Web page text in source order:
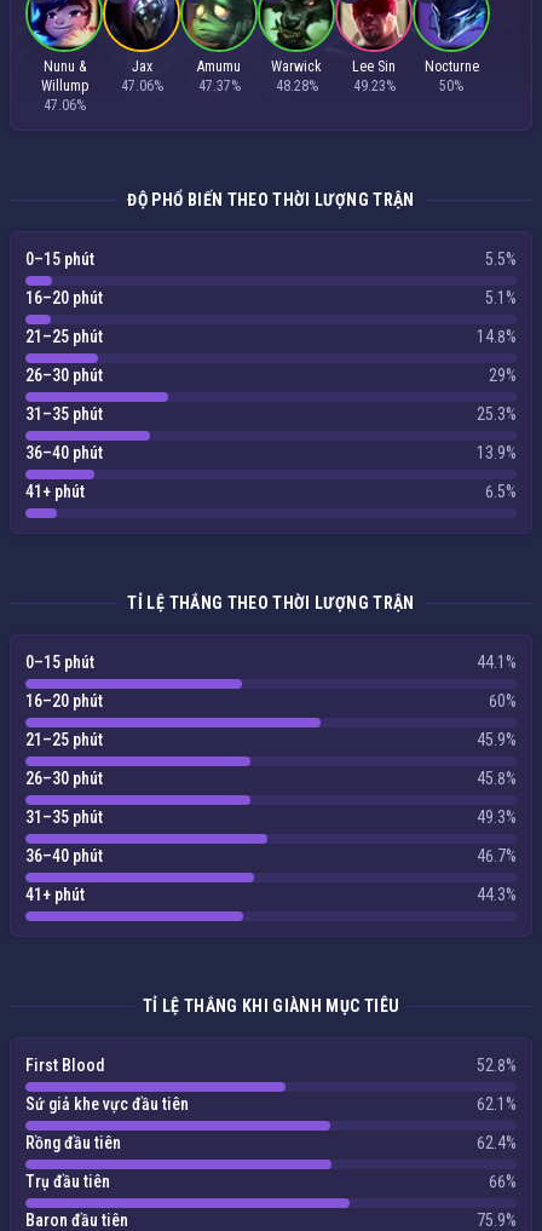
Nunu &
Willump
47.06%
Jax
47.06%
Amumu
47.37%
Warwick
48.28%
Lee Sin
49.23%
Nocturne
50%
ĐỘ PHỔ BIẾN THEO THỜI LƯỢNG TRẬN
0–15 phút
5.5%
16–20 phút
5.1%
21–25 phút
14.8%
26–30 phút
29%
31–35 phút
25.3%
36–40 phút
13.9%
41+ phút
6.5%
TỈ LỆ THẮNG THEO THỜI LƯỢNG TRẬN
0–15 phút
44.1%
16–20 phút
60%
21–25 phút
45.9%
26–30 phút
45.8%
31–35 phút
49.3%
36–40 phút
46.7%
41+ phút
44.3%
TỈ LỆ THẮNG KHI GIÀNH MỤC TIÊU
First Blood
52.8%
Sứ giả khe vực đầu tiên
62.1%
Rồng đầu tiên
62.4%
Trụ đầu tiên
66%
Baron đầu tiên
75.9%